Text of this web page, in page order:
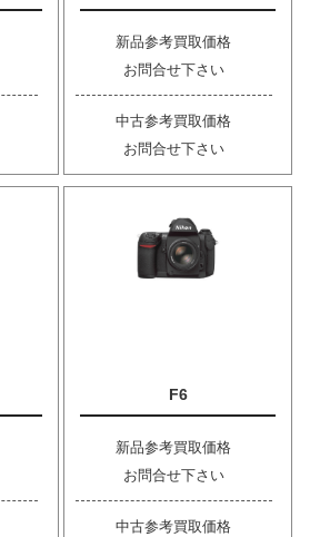
新品参考買取価格
お問合せ下さい
中古参考買取価格
お問合せ下さい
F6
新品参考買取価格
お問合せ下さい
中古参考買取価格